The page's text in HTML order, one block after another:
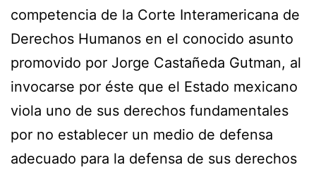
competencia de la Corte Interamericana de
Derechos Humanos en el conocido asunto
promovido por Jorge Castañeda Gutman, al
invocarse por éste que el Estado mexicano
viola uno de sus derechos fundamentales
por no establecer un medio de defensa
adecuado para la defensa de sus derechos